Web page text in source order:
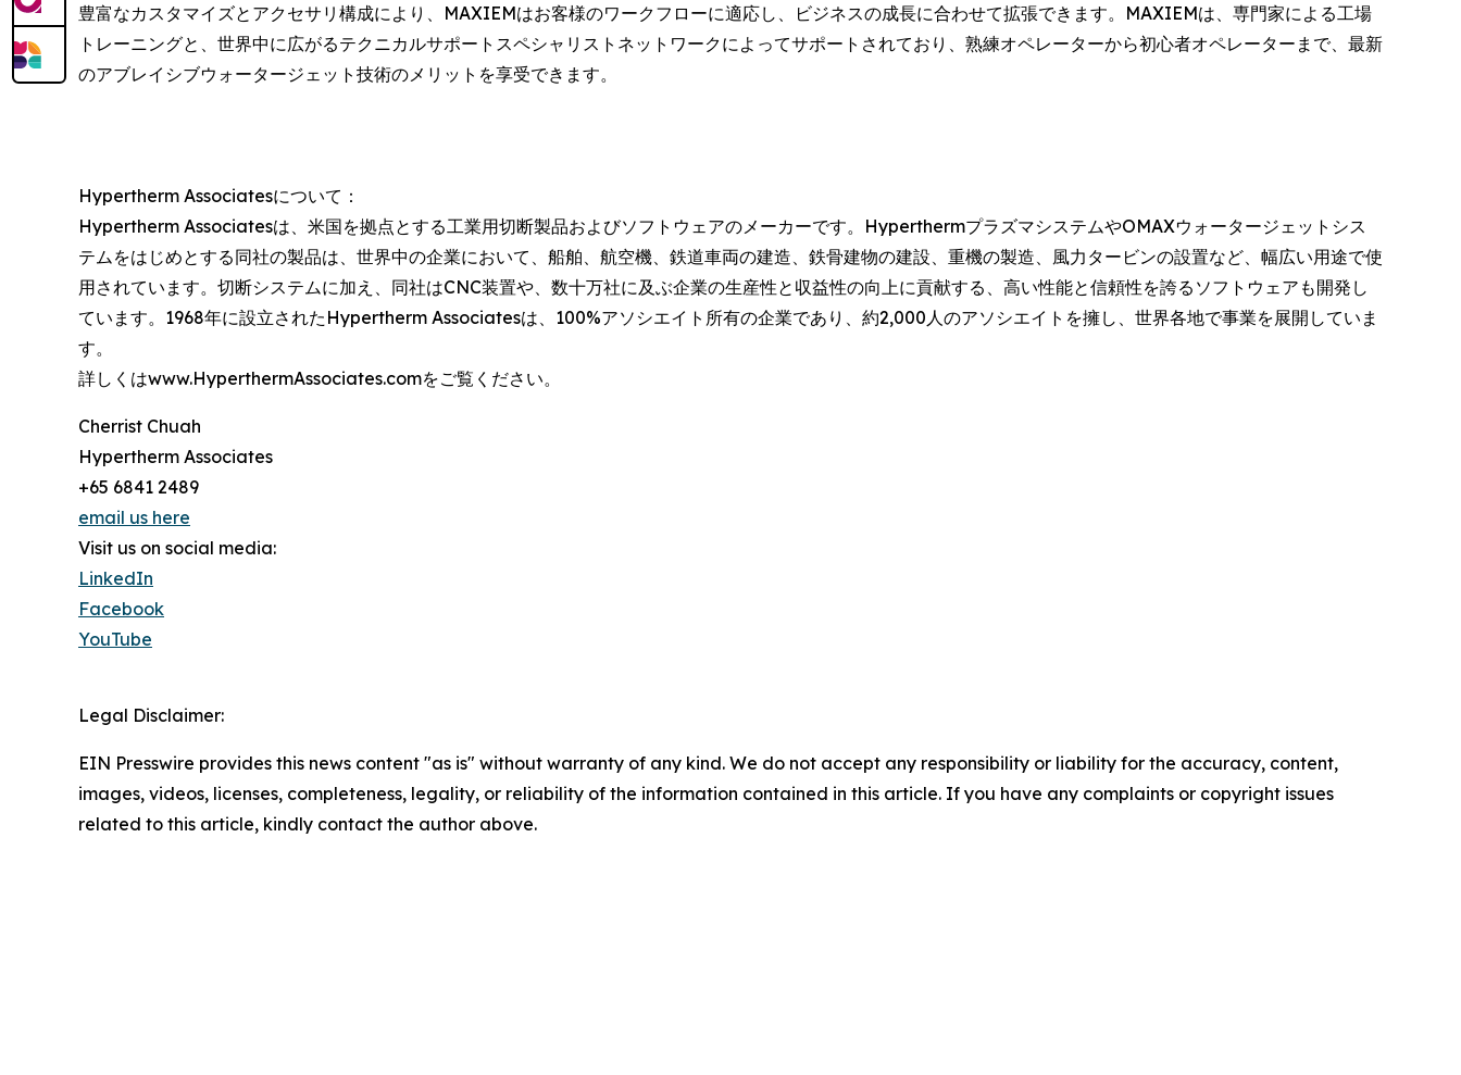
豊富なカスタマイズとアクセサリ構成により、MAXIEMはお客様のワークフローに適応し、ビジネスの成長に合わせて拡張できます。MAXIEMは、専門家による工場
トレーニングと、世界中に広がるテクニカルサポートスペシャリストネットワークによってサポートされており、熟練オペレーターから初心者オペレーターまで、最新
のアブレイシブウォータージェット技術のメリットを享受できます。
Hypertherm Associatesについて：
Hypertherm Associatesは、米国を拠点とする工業用切断製品およびソフトウェアのメーカーです。HyperthermプラズマシステムやOMAXウォータージェットシス
テムをはじめとする同社の製品は、世界中の企業において、船舶、航空機、鉄道車両の建造、鉄骨建物の建設、重機の製造、風力タービンの設置など、幅広い用途で使
用されています。切断システムに加え、同社はCNC装置や、数十万社に及ぶ企業の生産性と収益性の向上に貢献する、高い性能と信頼性を誇るソフトウェアも開発し
ています。1968年に設立されたHypertherm Associatesは、100%アソシエイト所有の企業であり、約2,000人のアソシエイトを擁し、世界各地で事業を展開していま
す。
詳しくはwww.HyperthermAssociates.comをご覧ください。
Cherrist Chuah
Hypertherm Associates
+65 6841 2489
email us here
Visit us on social media:
LinkedIn
Facebook
YouTube
Legal Disclaimer:
EIN Presswire provides this news content "as is" without warranty of any kind. We do not accept any responsibility or liability for the accuracy, content,
images, videos, licenses, completeness, legality, or reliability of the information contained in this article. If you have any complaints or copyright issues
related to this article, kindly contact the author above.